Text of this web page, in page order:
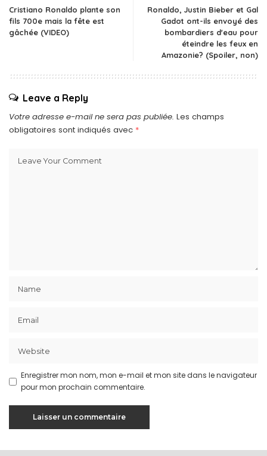
Cristiano Ronaldo plante son
fils 700e mais la fête est
gâchée (VIDEO)
Ronaldo, Justin Bieber et Gal
Gadot ont-ils envoyé des
bombardiers d'eau pour
éteindre les feux en
Amazonie? (Spoiler, non)
Leave a Reply
Votre adresse e-mail ne sera pas publiée. Les champs
obligatoires sont indiqués avec *
Enregistrer mon nom, mon e-mail et mon site dans le navigateur
pour mon prochain commentaire.